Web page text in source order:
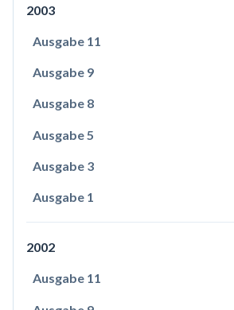
2003
Ausgabe 11
Ausgabe 9
Ausgabe 8
Ausgabe 5
Ausgabe 3
Ausgabe 1
2002
Ausgabe 11